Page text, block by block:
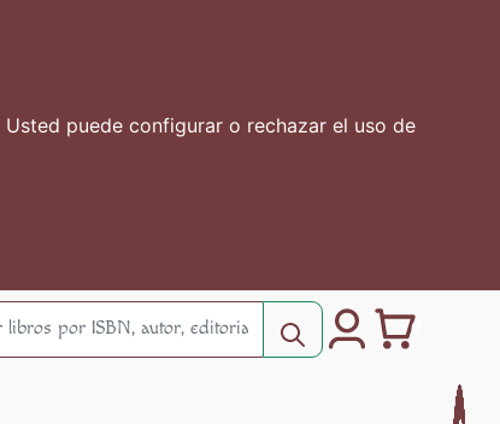
Usted puede configurar o rechazar el uso de
0